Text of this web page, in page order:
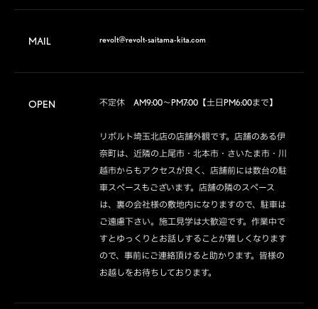
MAIL revolt@revolt-saitama-kita.com
OPEN 不定休　AM9:00～PM7:00【土日PM6:00まで】
リボルト埼玉北店の店舗外観です。店舗のある伊
奈町は、近隣の上尾市・北本市・さいたま市・川
越市からもアクセスが良く、店舗前には数台の駐
車スペースもございます。店舗の隣のスペース
は、裏の会社様の敷地内になりますので、駐車は
ご遠慮下さい。施工見学は大歓迎です。作業中で
すとゆっくりとお話しすることが難しくなります
ので、事前にご連絡頂けると助かります。皆様の
お越しをお待ちしております。